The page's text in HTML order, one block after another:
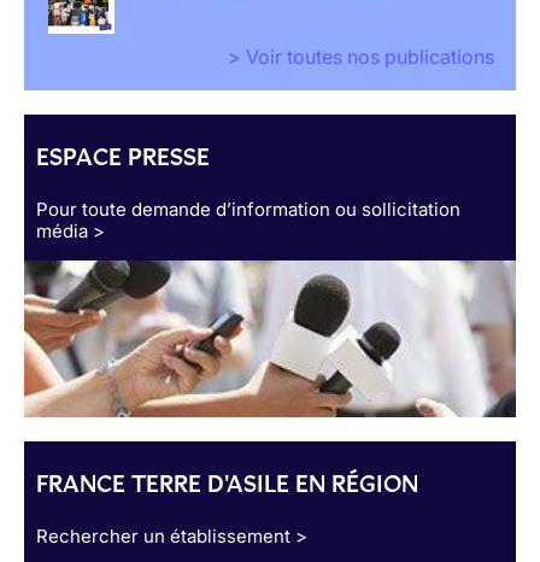
> Voir toutes nos publications
ESPACE PRESSE
Pour toute demande d’information ou sollicitation
média >
FRANCE TERRE D'ASILE EN RÉGION
Rechercher un établissement >